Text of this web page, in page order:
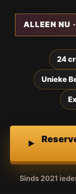
ALLEEN NU
24
Unieke
Sinds 2021